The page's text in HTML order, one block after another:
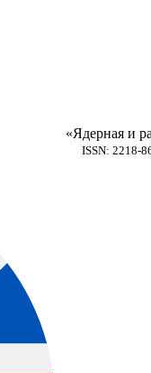
«Ядерная и
ISSN: 2218-